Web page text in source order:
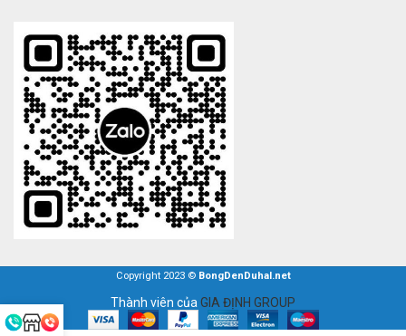
Copyright 2023 © BongDenDuhal.net
Thành viên của GIA ĐỊNH GROUP